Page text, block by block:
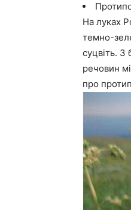
На луках
темно-
суцвіть. З
речовин
про